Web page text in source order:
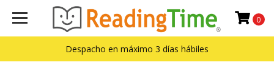
Despacho en máximo 3 días hábiles
0